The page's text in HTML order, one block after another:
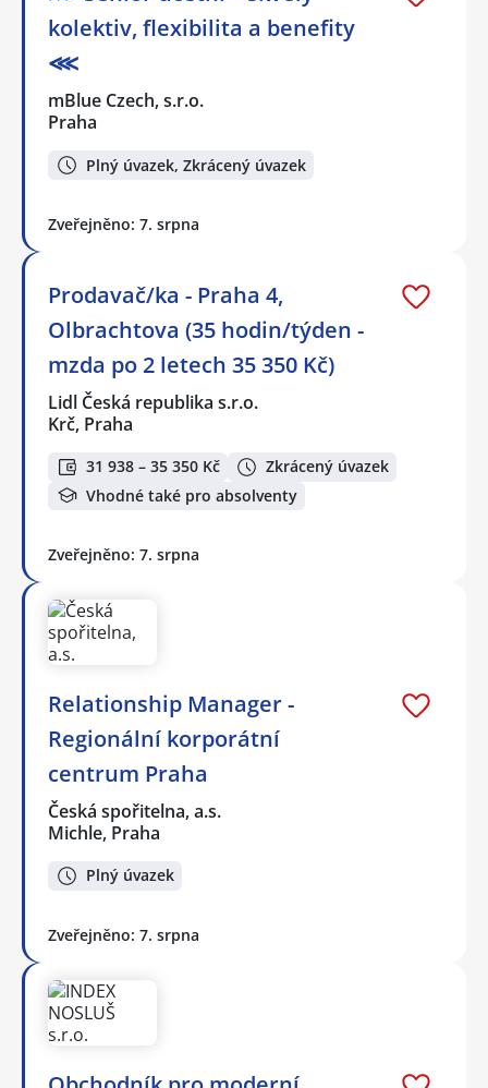
kolektiv, flexibilita a benefity
⋘
mBlue Czech, s.r.o.
Praha
Plný úvazek, Zkrácený úvazek
Zveřejněno: 7. srpna
Prodavač/ka - Praha 4,
Olbrachtova (35 hodin/týden -
mzda po 2 letech 35 350 Kč)
Lidl Česká republika s.r.o.
Krč, Praha
31 938 – 35 350 Kč
Zkrácený úvazek
Vhodné také pro absolventy
Zveřejněno: 7. srpna
Relationship Manager -
Regionální korporátní
centrum Praha
Česká spořitelna, a.s.
Michle, Praha
Plný úvazek
Zveřejněno: 7. srpna